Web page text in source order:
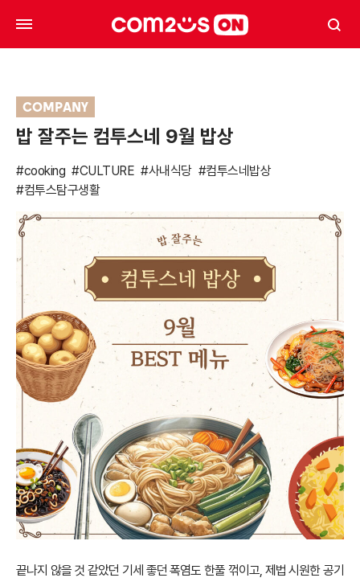
COMPANY
밥 잘주는 컴투스네 9월 밥상
#cooking #CULTURE #사내식당 #컴투스네밥상
#컴투스탐구생활
끝나지 않을 것 같았던 기세 좋던 폭염도 한풀 꺾이고, 제법 시원한 공기